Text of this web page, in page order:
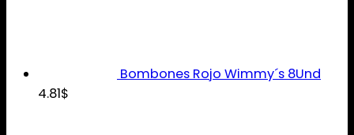
Bombones Rojo Wimmy´s 8Und
4.81$